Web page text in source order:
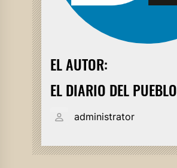
EL AUTOR:
EL DIARIO DEL PUEBLO
administrator